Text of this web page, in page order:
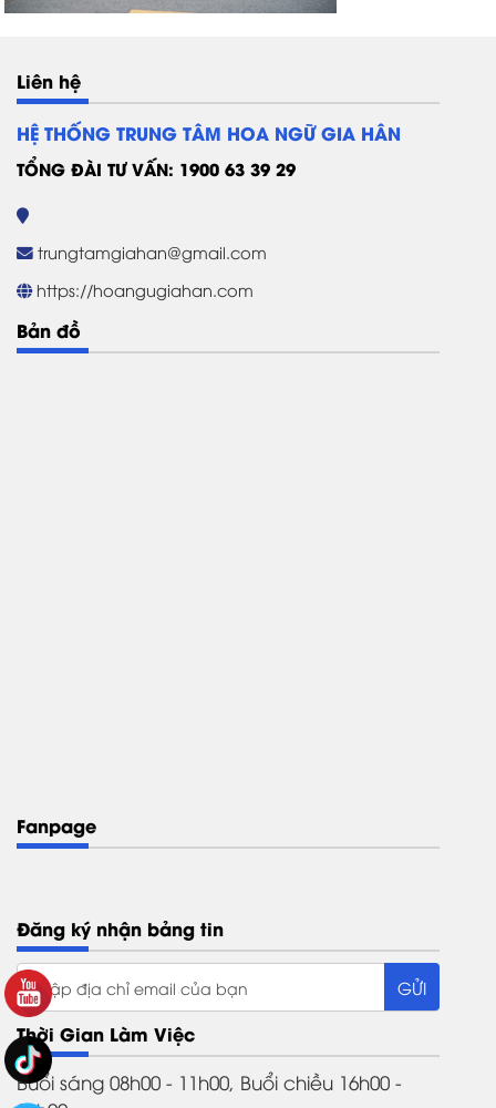
Liên hệ
HỆ THỐNG TRUNG TÂM HOA NGỮ GIA HÂN
TỔNG ĐÀI TƯ VẤN: 1900 63 39 29
trungtamgiahan@gmail.com
https://hoangugiahan.com
Bản đồ
Fanpage
Đăng ký nhận bảng tin
Thời Gian Làm Việc
Buổi sáng 08h00 - 11h00, Buổi chiều 16h00 -